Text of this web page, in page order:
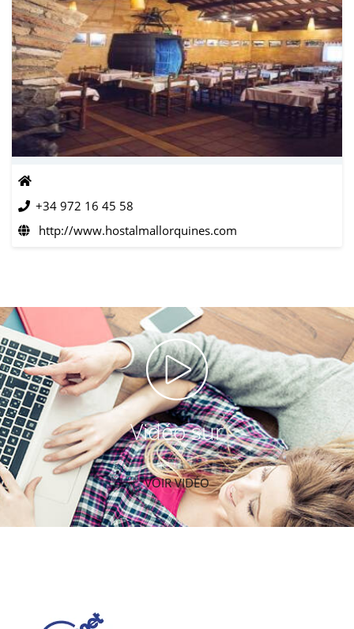
+34 972 16 45 58
http://www.hostalmallorquines.com
Vidéo sur
VOIR VIDÉO